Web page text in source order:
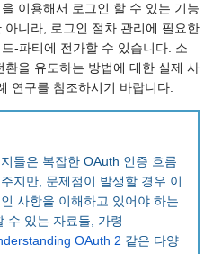
이용해서 로그인 할 수 있는 기능
니라, 로그인 절차 관리에 필요한
-파티에 전가할 수 있습니다. 소
을 유도하는 방법에 대한 실제 사
연구를 참조하시기 바랍니다.
들은 복잡한 OAuth 인증 흐름
지만, 문제점이 발생할 경우 이
사항을 이해하고 있어야 하는
수 있는 자료들, 가령
OAuth 2 같은 다양